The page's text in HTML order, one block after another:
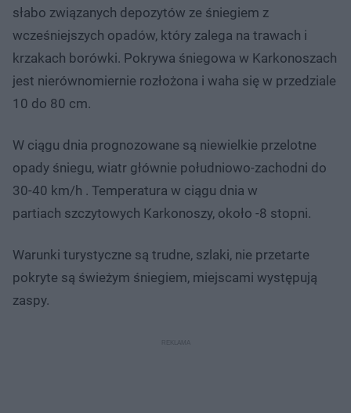
słabo związanych depozytów ze śniegiem z
wcześniejszych opadów, który zalega na trawach i
krzakach borówki. Pokrywa śniegowa w Karkonoszach
jest nierównomiernie rozłożona i waha się w przedziale
10 do 80 cm.
W ciągu dnia prognozowane są niewielkie przelotne
opady śniegu, wiatr głównie południowo-zachodni do
30-40 km/h . Temperatura w ciągu dnia w
partiach szczytowych Karkonoszy, około -8 stopni.
Warunki turystyczne są trudne, szlaki, nie przetarte
pokryte są świeżym śniegiem, miejscami występują
zaspy.